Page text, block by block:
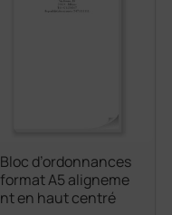
Bloc d’ordonnances
format A5 aligneme
nt en haut centré